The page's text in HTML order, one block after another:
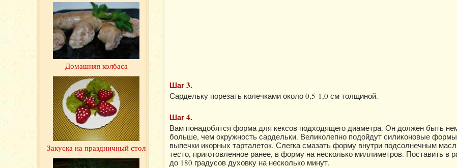
Шаг 3.
Сардельку порезать колечками около 0,5-1,0 см толщиной.
Шаг 4.
Вам понадобятся форма для кексов подходящего диаметра. Он должен быть
больше, чем окружность сардельки. Великолепно подойдут силиконовые
выпечки икорных тарталеток. Слегка смазать форму внутри подсолнечным
тесто, приготовленное ранее, в форму на несколько миллиметров. Поставить в
до 180 градусов духовку на несколько минут.
Домашняя колбаса
Закуска на праздничный стол